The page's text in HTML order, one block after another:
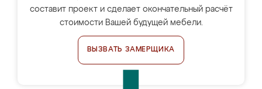
составит проект и сделает окончательный расчёт
стоимости Вашей будущей мебели.
ВЫЗВАТЬ ЗАМЕРЩИКА